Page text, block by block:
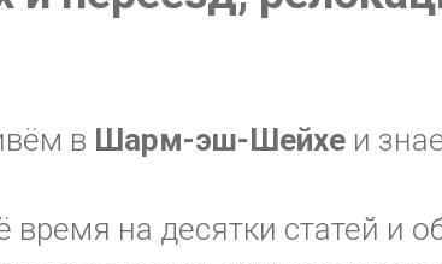
в Шарм-эш-Шейхе и
время на десятки статей и